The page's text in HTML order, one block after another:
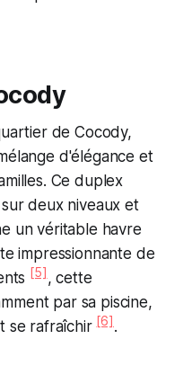
de Cocody,
d'élégance et
Ce duplex
deux niveaux et
un véritable havre
impressionnante de
[5], cette
par sa piscine,
se rafraîchir[6].